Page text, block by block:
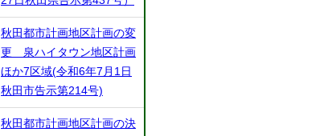
秋田都市計画地区計画の変
更 泉ハイタウン地区計画
ほか7区域(令和6年7月1日
秋田市告示第214号)
秋田都市計画地区計画の決